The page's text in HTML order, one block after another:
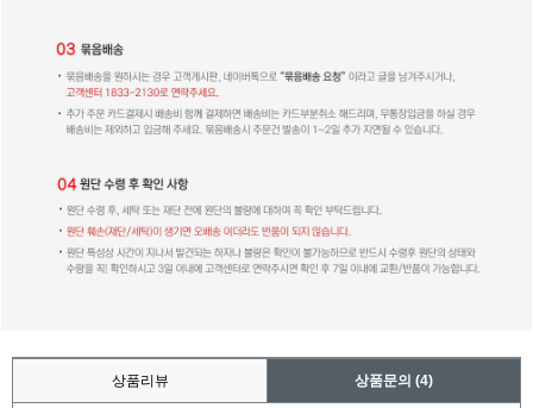
상품리뷰 상품문의 (4)